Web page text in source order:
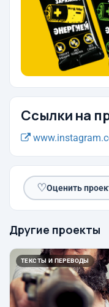
Ссылки на
♡Оценить
Другие проекты
ТЕКСТЫ И ПЕРЕВОДЫ